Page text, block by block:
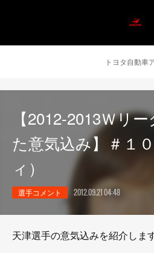
【2012-2013Ｗリ
た意気込み】＃１
ィ）
選手コメント 2012.09.21 04:48
天津選手の意気込みを紹介しま